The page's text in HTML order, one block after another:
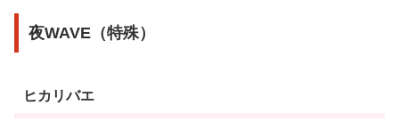
夜WAVE（特殊）
ヒカリバエ